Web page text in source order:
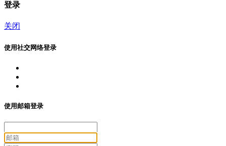
登录
关闭
使用社交网络登录
使用邮箱登录